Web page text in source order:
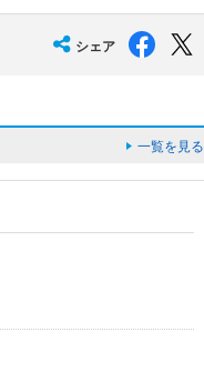
シェア
一覧を見る